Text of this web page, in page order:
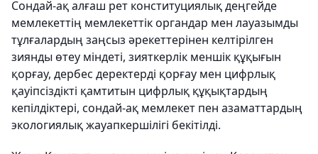
Сондай-ақ алғаш рет конституциялық деңгейде
мемлекеттің мемлекеттік органдар мен лауазымды
тұлғалардың заңсыз әрекеттерінен келтірілген
зиянды өтеу міндеті, зияткерлік меншік құқығын
қорғау, дербес деректерді қорғау мен цифрлық
қауіпсіздікті қамтитын цифрлық құқықтардың
кепілдіктері, сондай-ақ мемлекет пен азаматтардың
экологиялық жауапкершілігі бекітілді.